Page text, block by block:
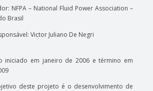
NFPA – National Fluid Power Association –
Brasil
Victor Juliano De Negri
iniciado em janeiro de 2006 e término em
deste projeto é o desenvolvimento de